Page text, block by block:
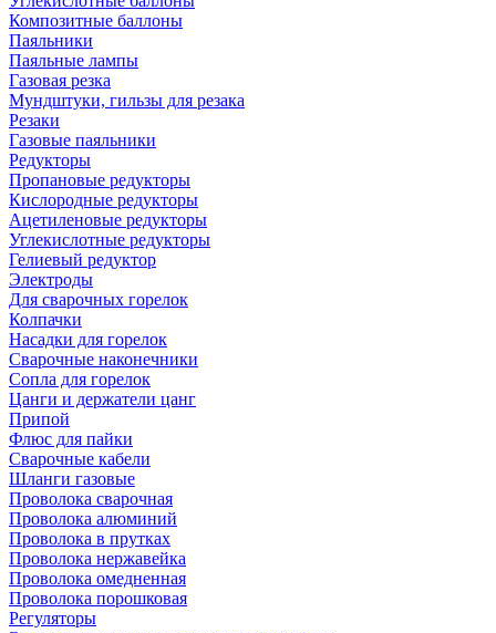
Композитные баллоны
Паяльники
Паяльные лампы
Газовая резка
Мундштуки, гильзы для резака
Резаки
Газовые паяльники
Редукторы
Пропановые редукторы
Кислородные редукторы
Ацетиленовые редукторы
Углекислотные редукторы
Гелиевый редуктор
Электроды
Для сварочных горелок
Колпачки
Насадки для горелок
Сварочные наконечники
Сопла для горелок
Цанги и держатели цанг
Припой
Флюс для пайки
Сварочные кабели
Шланги газовые
Проволока сварочная
Проволока алюминий
Проволока в прутках
Проволока нержавейка
Проволока омедненная
Проволока порошковая
Регуляторы